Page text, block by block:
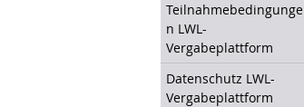
Teilnahmebedingunge
n LWL-
Vergabeplattform
Datenschutz LWL-
Vergabeplattform